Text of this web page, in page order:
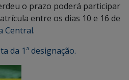
o prazo poderá participar
entre os dias 10 e 16 de
Central.
da 1ª designação.